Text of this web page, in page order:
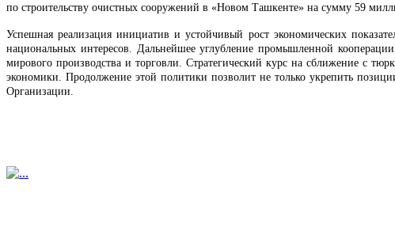
по строительству очистных сооружений в «Новом Ташкенте» на сумму 59
Успешная реализация инициатив и устойчивый рост экономических
национальных интересов. Дальнейшее углубление промышленной
мирового производства и торговли. Стратегический курс на сближение с
экономики. Продолжение этой политики позволит не только укрепить
Организации.